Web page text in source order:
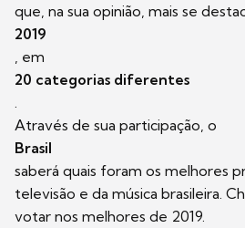
que, na sua opinião, mais se
2019
, em
20 categorias diferentes
Através de sua participação, o
Brasil
saberá quais foram os melhores
televisão e da música brasileira.
votar nos melhores de 2019.